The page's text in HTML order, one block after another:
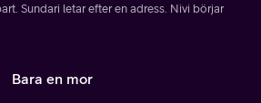
Sundari letar efter en adress. Nivi börjar
Bara en mor